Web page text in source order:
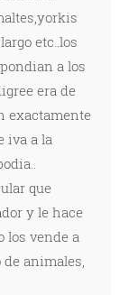
etc..los
a los
era de
exactamente
iva a la
que
y le hace
los vende a
de animales,